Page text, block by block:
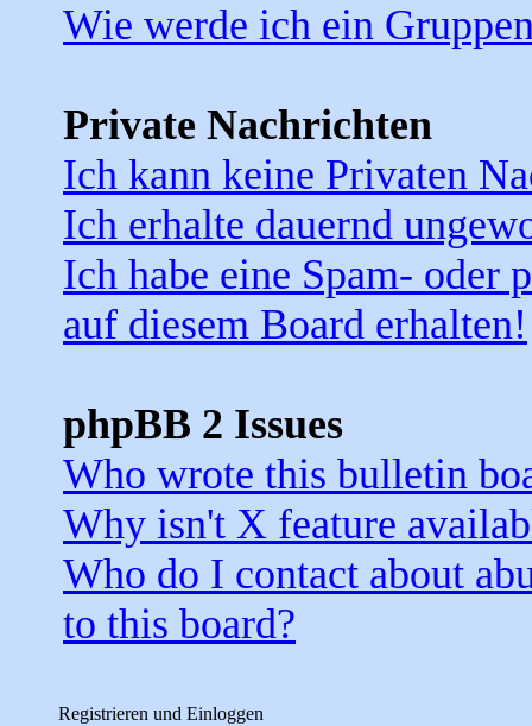
Wie werde ich ein
Private Nachrichten
Ich kann keine Privaten
Ich erhalte dauernd
Ich habe eine Spam- oder
auf diesem Board erhalten!
phpBB 2 Issues
Who wrote this bulletin
Why isn't X feature
Who do I contact about
to this board?
Registrieren und Einloggen